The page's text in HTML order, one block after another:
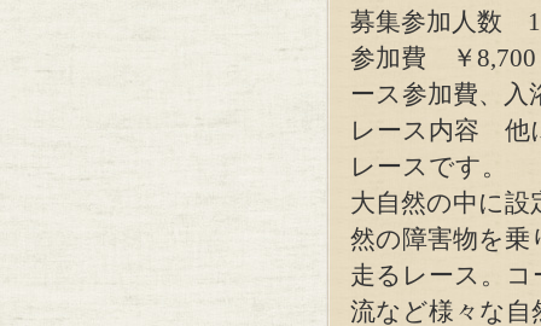
募集参加人数
参加費 ￥8,700
ース参加費、入
レース内容 他
レースです。
大自然の中に設
然の障害物を乗
走るレース。
流など様々な自